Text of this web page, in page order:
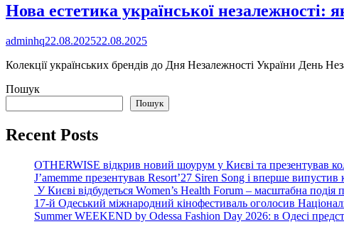
Нова естетика української незалежності:
adminhq22.08.202522.08.2025
Колекції українських брендів до Дня Незалежності України День
Пошук
Пошук
Recent Posts
OTHERWISE відкрив новий шоурум у Києві та презентував
J’amemme презентував Resort’27 Siren Song і вперше випустив
У Києві відбудеться Women’s Health Forum – масштабна
17-й Одеський міжнародний кінофестиваль оголосив
Summer WEEKEND by Odessa Fashion Day 2026: в Одесі